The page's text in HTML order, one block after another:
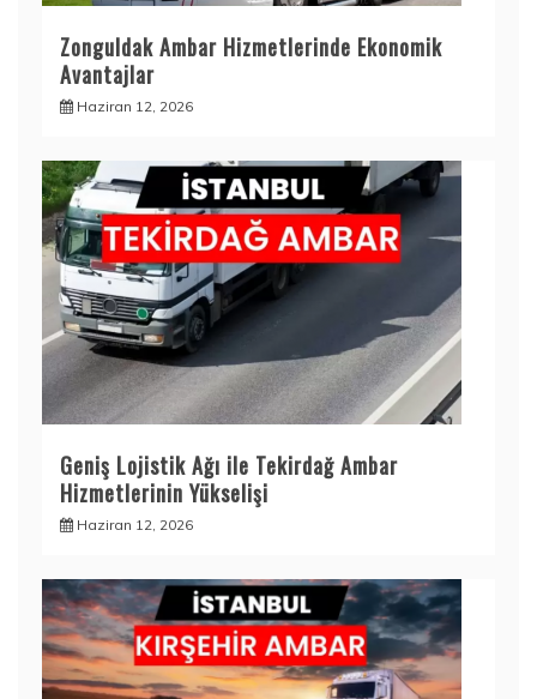
Zonguldak Ambar Hizmetlerinde Ekonomik
Avantajlar
Haziran 12, 2026
Geniş Lojistik Ağı ile Tekirdağ Ambar
Hizmetlerinin Yükselişi
Haziran 12, 2026